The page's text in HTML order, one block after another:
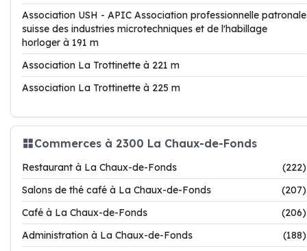
Association USH - APIC Association professionnelle patronale
suisse des industries microtechniques et de l'habillage
horloger à 191 m
Association La Trottinette à 221 m
Association La Trottinette à 225 m
Commerces à 2300 La Chaux-de-Fonds
Restaurant à La Chaux-de-Fonds
(222)
Salons de thé café à La Chaux-de-Fonds
(207)
Café à La Chaux-de-Fonds
(206)
Administration à La Chaux-de-Fonds
(188)